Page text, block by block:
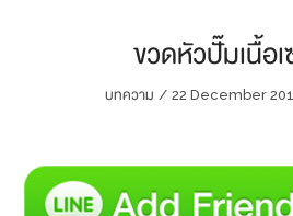
ขวดหัวปั๊มเนื้อ
บทความ / 22 December